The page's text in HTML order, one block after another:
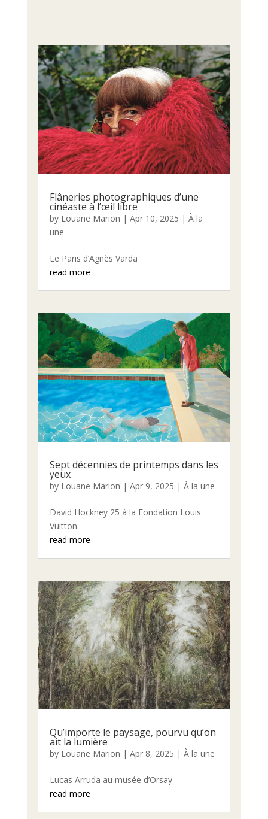
Flâneries photographiques d’une
cinéaste à l’œil libre
by Louane Marion | Apr 10, 2025 | À la
une
Le Paris d’Agnès Varda
read more
Sept décennies de printemps dans les
yeux
by Louane Marion | Apr 9, 2025 | À la une
David Hockney 25 à la Fondation Louis
Vuitton
read more
Qu’importe le paysage, pourvu qu’on
ait la lumière
by Louane Marion | Apr 8, 2025 | À la une
Lucas Arruda au musée d’Orsay
read more